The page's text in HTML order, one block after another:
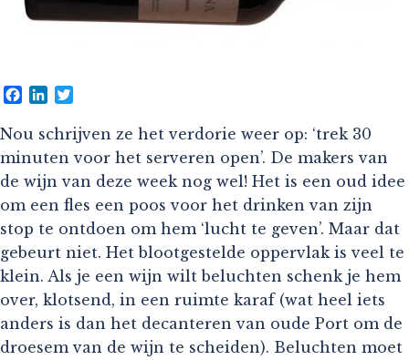
Facebook
LinkedIn
Nou schrijven ze het verdorie weer op: ‘trek 30
minuten voor het serveren open’. De makers van
de wijn van deze week nog wel! Het is een oud idee
om een fles een poos voor het drinken van zijn
stop te ontdoen om hem ‘lucht te geven’. Maar dat
gebeurt niet. Het blootgestelde oppervlak is veel te
klein. Als je een wijn wilt beluchten schenk je hem
over, klotsend, in een ruimte karaf (wat heel iets
anders is dan het decanteren van oude Port om de
droesem van de wijn te scheiden). Beluchten moet